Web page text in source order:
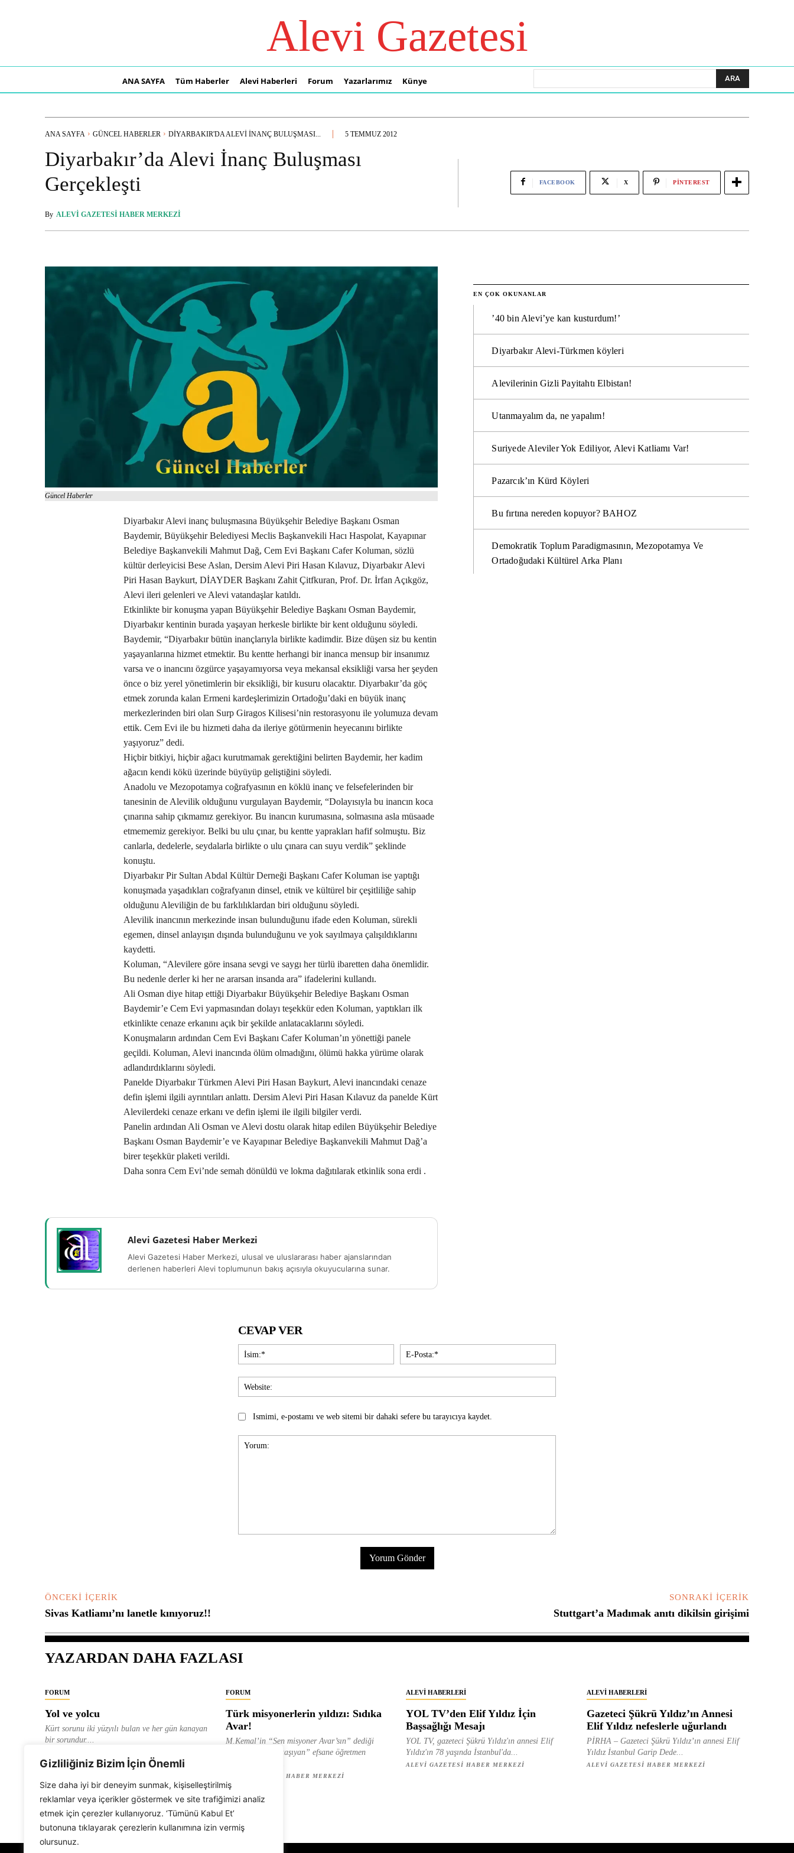
Gizliliğiniz Bizim İçin Önemli
Size daha iyi bir deneyim sunmak, kişiselleştirilmiş
reklamlar veya içerikler göstermek ve site trafiğimizi analiz
etmek için çerezler kullanıyoruz. ‘Tümünü Kabul Et’
butonuna tıklayarak çerezlerin kullanımına izin vermiş
olursunuz.
Alevi Gazetesi
ANA SAYFA Tüm Haberler Alevi Haberleri Forum Yazarlarımız Künye ARA
ANA SAYFA GÜNCEL HABERLER DIYARBAKIR'DA ALEVI İNANÇ BULUŞMASI... 5 TEMMUZ 2012
Diyarbakır’da Alevi İnanç Buluşması
Gerçekleşti
By ALEVI GAZETESI HABER MERKEZI
FACEBOOK X PINTEREST
Güncel Haberler
Diyarbakır Alevi inanç buluşmasına Büyükşehir Belediye Başkanı Osman
Baydemir, Büyükşehir Belediyesi Meclis Başkanvekili Hacı Haspolat, Kayapınar
Belediye Başkanvekili Mahmut Dağ, Cem Evi Başkanı Cafer Koluman, sözlü
kültür derleyicisi Bese Aslan, Dersim Alevi Piri Hasan Kılavuz, Diyarbakır Alevi
Piri Hasan Baykurt, DİAYDER Başkanı Zahit Çitfkuran, Prof. Dr. İrfan Açıkgöz,
Alevi ileri gelenleri ve Alevi vatandaşlar katıldı.
Etkinlikte bir konuşma yapan Büyükşehir Belediye Başkanı Osman Baydemir,
Diyarbakır kentinin burada yaşayan herkesle birlikte bir kent olduğunu söyledi.
Baydemir, “Diyarbakır bütün inançlarıyla birlikte kadimdir. Bize düşen siz bu kentin
yaşayanlarına hizmet etmektir. Bu kentte herhangi bir inanca mensup bir insanımız
varsa ve o inancını özgürce yaşayamıyorsa veya mekansal eksikliği varsa her şeyden
önce o biz yerel yönetimlerin bir eksikliği, bir kusuru olacaktır. Diyarbakır’da göç
etmek zorunda kalan Ermeni kardeşlerimizin Ortadoğu’daki en büyük inanç
merkezlerinden biri olan Surp Giragos Kilisesi’nin restorasyonu ile yolumuza devam
ettik. Cem Evi ile bu hizmeti daha da ileriye götürmenin heyecanını birlikte
yaşıyoruz” dedi.
Hiçbir bitkiyi, hiçbir ağacı kurutmamak gerektiğini belirten Baydemir, her kadim
ağacın kendi kökü üzerinde büyüyüp geliştiğini söyledi.
Anadolu ve Mezopotamya coğrafyasının en köklü inanç ve felsefelerinden bir
tanesinin de Alevilik olduğunu vurgulayan Baydemir, “Dolayısıyla bu inancın koca
çınarına sahip çıkmamız gerekiyor. Bu inancın kurumasına, solmasına asla müsaade
etmememiz gerekiyor. Belki bu ulu çınar, bu kentte yaprakları hafif solmuştu. Biz
canlarla, dedelerle, seydalarla birlikte o ulu çınara can suyu verdik” şeklinde
konuştu.
Diyarbakır Pir Sultan Abdal Kültür Derneği Başkanı Cafer Koluman ise yaptığı
konuşmada yaşadıkları coğrafyanın dinsel, etnik ve kültürel bir çeşitliliğe sahip
olduğunu Aleviliğin de bu farklılıklardan biri olduğunu söyledi.
Alevilik inancının merkezinde insan bulunduğunu ifade eden Koluman, sürekli
egemen, dinsel anlayışın dışında bulunduğunu ve yok sayılmaya çalışıldıklarını
kaydetti.
Koluman, “Alevilere göre insana sevgi ve saygı her türlü ibaretten daha önemlidir.
Bu nedenle derler ki her ne ararsan insanda ara” ifadelerini kullandı.
Ali Osman diye hitap ettiği Diyarbakır Büyükşehir Belediye Başkanı Osman
Baydemir’e Cem Evi yapmasından dolayı teşekkür eden Koluman, yaptıkları ilk
etkinlikte cenaze erkanını açık bir şekilde anlatacaklarını söyledi.
Konuşmaların ardından Cem Evi Başkanı Cafer Koluman’ın yönettiği panele
geçildi. Koluman, Alevi inancında ölüm olmadığını, ölümü hakka yürüme olarak
adlandırdıklarını söyledi.
Panelde Diyarbakır Türkmen Alevi Piri Hasan Baykurt, Alevi inancındaki cenaze
defin işlemi ilgili ayrıntıları anlattı. Dersim Alevi Piri Hasan Kılavuz da panelde Kürt
Alevilerdeki cenaze erkanı ve defin işlemi ile ilgili bilgiler verdi.
Panelin ardından Ali Osman ve Alevi dostu olarak hitap edilen Büyükşehir Belediye
Başkanı Osman Baydemir’e ve Kayapınar Belediye Başkanvekili Mahmut Dağ’a
birer teşekkür plaketi verildi.
Daha sonra Cem Evi’nde semah dönüldü ve lokma dağıtılarak etkinlik sona erdi .
Alevi Gazetesi Haber Merkezi
Alevi Gazetesi Haber Merkezi, ulusal ve uluslararası haber ajanslarından
derlenen haberleri Alevi toplumunun bakış açısıyla okuyucularına sunar.
EN ÇOK OKUNANLAR
’40 bin Alevi’ye kan kusturdum!’
Diyarbakır Alevi-Türkmen köyleri
Alevilerinin Gizli Payitahtı Elbistan!
Utanmayalım da, ne yapalım!
Suriyede Aleviler Yok Ediliyor, Alevi Katliamı Var!
Pazarcık’ın Kürd Köyleri
Bu fırtına nereden kopuyor? BAHOZ
Demokratik Toplum Paradigmasının, Mezopotamya Ve
Ortadoğudaki Kültürel Arka Planı
CEVAP VER
İsim:*
Posta:*
Ismimi, e-postamı ve web sitemi bir dahaki sefere bu tarayıcıya kaydet.
ÖNCEKI İÇERIK
Sivas Katliamı’nı lanetle kınıyoruz!!
SONRAKI İÇERIK
Stuttgart’a Madımak anıtı dikilsin girişimi
YAZARDAN DAHA FAZLASI
FORUM
Yol ve yolcu
Kürt sorunu iki yüzyılı bulan ve her gün kanayan
bir sorundur....
FORUM
Türk misyonerlerin yıldızı: Sıdıka
Avar!
M.Kemal’in “Sen misyoner Avar’sın” dediği
ve “dağlara ışık taşıyan” efsane öğretmen
ALEVI GAZETESI HABER MERKEZI
ALEVI HABERLERI
YOL TV’den Elif Yıldız İçin
Başsağlığı Mesajı
YOL TV, gazeteci Şükrü Yıldız'ın annesi Elif
Yıldız'ın 78 yaşında İstanbul'da...
ALEVI GAZETESI HABER MERKEZI
ALEVI HABERLERI
Gazeteci Şükrü Yıldız’ın Annesi
Elif Yıldız nefeslerle uğurlandı
PİRHA – Gazeteci Şükrü Yıldız’ın annesi Elif
Yıldız İstanbul Garip Dede...
ALEVI GAZETESI HABER MERKEZI